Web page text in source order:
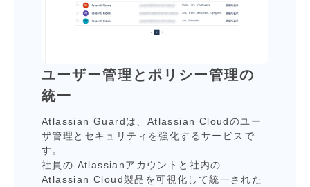
ユーザー管理とポリシー管理の
統⼀
Atlassian Guardは、Atlassian Cloudのユー
ザ管理とセキュリティを強化するサービスで
す。
社員の Atlassianアカウントと社内の
Atlassian Cloud製品を可視化して統⼀された